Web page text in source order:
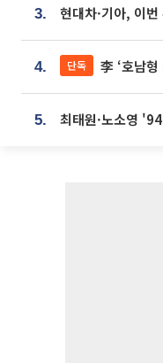
3.
4. 단독 李 ‘호남형 대입’
5.